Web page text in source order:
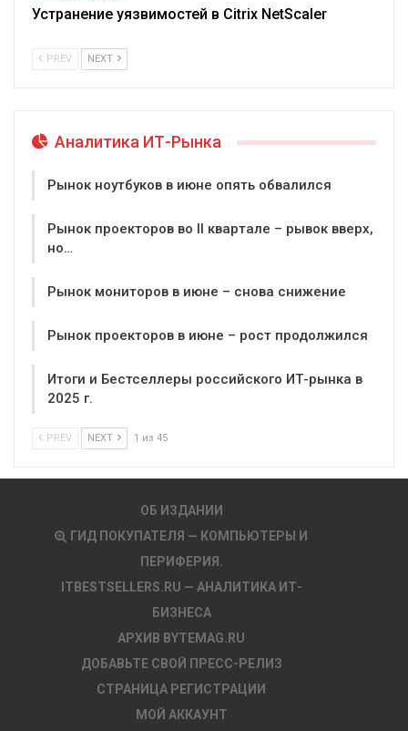
Устранение уязвимостей в Citrix NetScaler
PREV NEXT
Аналитика ИТ-Рынка
Рынок ноутбуков в июне опять обвалился
Рынок проекторов во II квартале – рывок вверх,
но…
Рынок мониторов в июне – снова снижение
Рынок проекторов в июне – рост продолжился
Итоги и Бестселлеры российского ИТ-рынка в
2025 г.
PREV NEXT 1 из 45
ОБ ИЗДАНИИ
ГИД ПОКУПАТЕЛЯ — КОМПЬЮТЕРЫ И
ПЕРИФЕРИЯ.
ITBESTSELLERS.RU — АНАЛИТИКА ИТ-
БИЗНЕСА
АРХИВ BYTEMAG.RU
ДОБАВЬТЕ СВОЙ ПРЕСС-РЕЛИЗ
СТРАНИЦА РЕГИСТРАЦИИ
МОЙ АККАУНТ